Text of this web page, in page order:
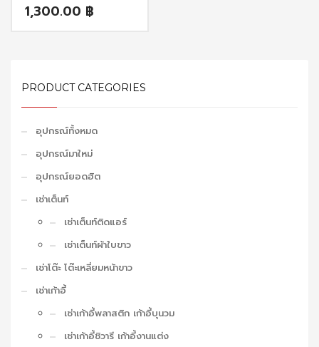
1,300.00 ฿
PRODUCT CATEGORIES
อุปกรณ์ทั้งหมด
อุปกรณ์มาใหม่
อุปกรณ์ยอดฮิต
เช่าเต็นท์
เช่าเต็นท์ติดแอร์
เช่าเต็นท์ผ้าใบขาว
เช่าโต๊ะ โต๊ะเหลี่ยมหน้าขาว
เช่าเก้าอี้
เช่าเก้าอี้พลาสติก เก้าอี้บุนวม
เช่าเก้าอี้ชิวารี เก้าอี้งานแต่ง